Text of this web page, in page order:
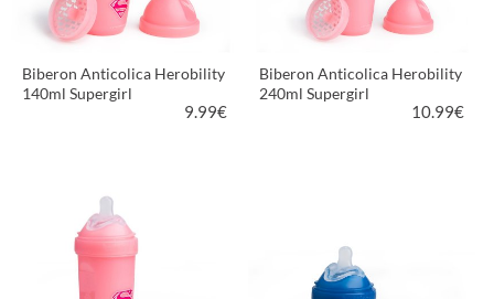
Biberon Anticolica Herobility
140ml Supergirl
9.99€
VEDI PRODOTTO
Biberon Anticolica Herobility
240ml Supergirl
10.99€